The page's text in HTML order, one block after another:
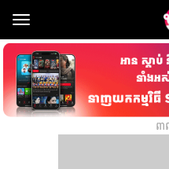
Toggle
navigation
ពា